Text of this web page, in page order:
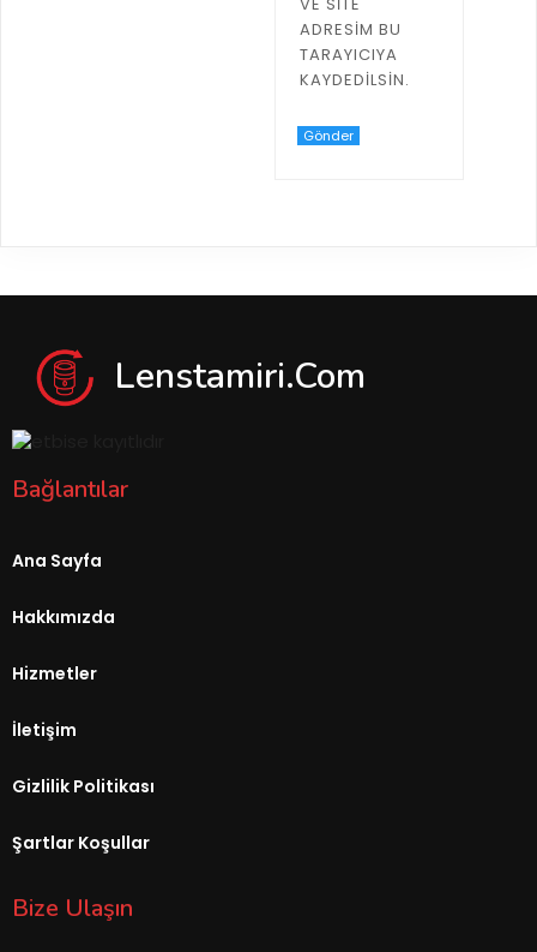
ADRESIM BU
TARAYICIYA
KAYDEDILSIN.
Lenstamiri.com
Bağlantılar
Ana Sayfa
Hakkımızda
Hizmetler
İletişim
Gizlilik Politikası
Şartlar Koşullar
Bize Ulaşın